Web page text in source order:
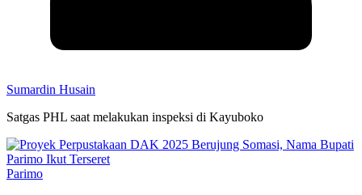
Sumardin Husain
Satgas PHL saat melakukan inspeksi di Kayuboko
Parimo